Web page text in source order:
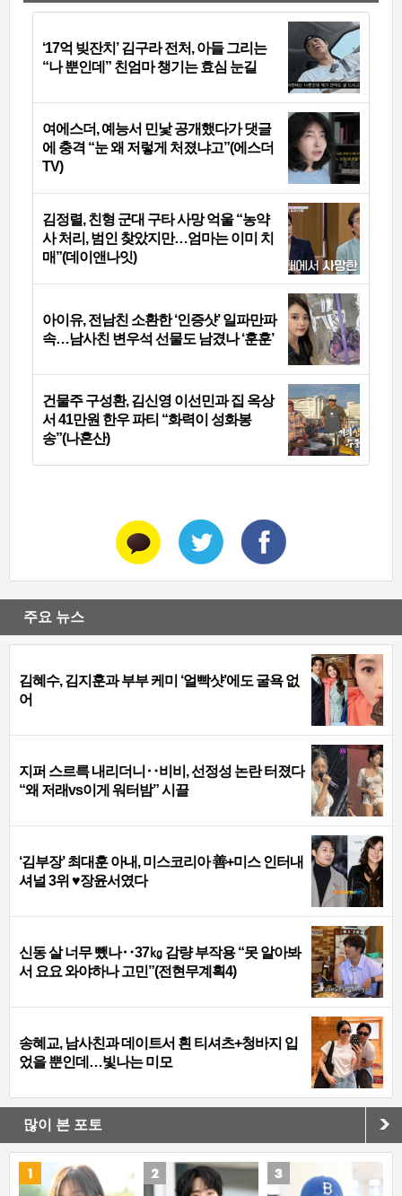
‘17억 빚잔치’ 김구라 전처, 아들 그리는
“나 뿐인데” 친엄마 챙기는 효심 눈길
여에스더, 예능서 민낯 공개했다가 댓글
에 충격 “눈 왜 저렇게 처졌냐고”(에스더
TV)
김정렬, 친형 군대 구타 사망 억울 “농약
사 처리, 범인 찾았지만…엄마는 이미 치
매”(데이앤나잇)
아이유, 전남친 소환한 ‘인증샷’ 일파만파
속…남사친 변우석 선물도 남겼나 ‘훈훈’
건물주 구성환, 김신영 이선민과 집 옥상
서 41만원 한우 파티 “화력이 성화봉
송”(나혼산)
주요 뉴스
김혜수, 김지훈과 부부 케미 ‘얼빡샷’에도 굴욕 없
어
지퍼 스르륵 내리더니‥비비, 선정성 논란 터졌다
“왜 저래vs이게 워터밤” 시끌
‘김부장’ 최대훈 아내, 미스코리아 善+미스 인터내
셔널 3위 ♥장윤서였다
신동 살 너무 뺐나‥37㎏ 감량 부작용 “못 알아봐
서 요요 와야하나 고민”(전현무계획4)
송혜교, 남사친과 데이트서 흰 티셔츠+청바지 입
었을 뿐인데…빛나는 미모
많이 본 포토